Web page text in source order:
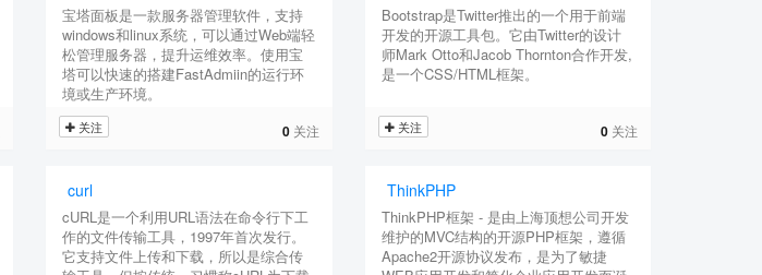
宝塔面板是一款服务器管理软件，支持
windows和linux系统，可以通过Web端轻
松管理服务器，提升运维效率。使用宝
塔可以快速的搭建FastAdmiin的运行环
境或生产环境。
关注 0 关注
Bootstrap是Twitter推出的一个用于前端
开发的开源工具包。它由Twitter的设计
师Mark Otto和Jacob Thornton合作开发,
是一个CSS/HTML框架。
关注 0 关注
curl
cURL是一个利用URL语法在命令行下工
作的文件传输工具，1997年首次发行。
它支持文件上传和下载，所以是综合传
ThinkPHP
ThinkPHP框架 - 是由上海顶想公司开发
维护的MVC结构的开源PHP框架，遵循
Apache2开源协议发布，是为了敏捷